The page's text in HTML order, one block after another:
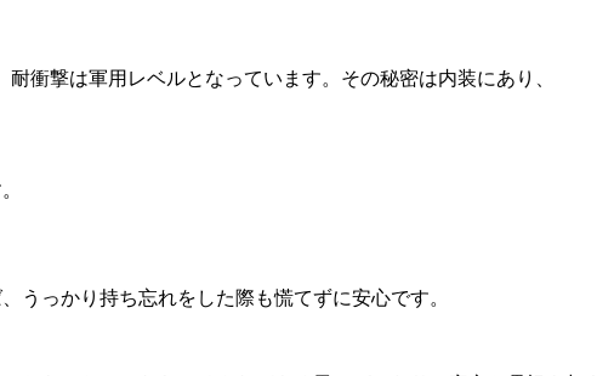
衝撃は軍用レベルとなっています。その秘密は内装にあり、
うっかり持ち忘れをした際も慌てずに安心です。